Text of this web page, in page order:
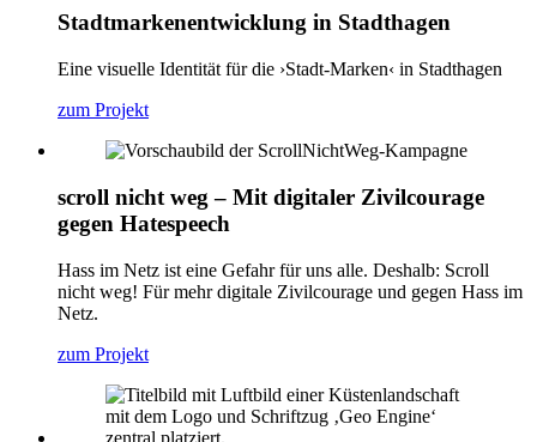
Stadtmarkenentwicklung in Stadthagen
Eine visuelle Identität für die ›Stadt-Marken‹ in Stadthagen
zum Projekt
scroll nicht weg – Mit digitaler Zivilcourage
gegen Hatespeech
Hass im Netz ist eine Gefahr für uns alle. Deshalb: Scroll
nicht weg! Für mehr digitale Zivilcourage und gegen Hass im
Netz.
zum Projekt